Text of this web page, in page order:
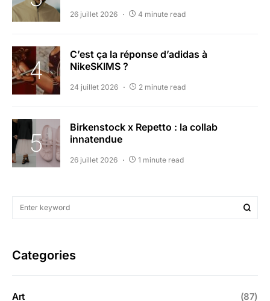
26 juillet 2026 4 minute read
C’est ça la réponse d’adidas à
NikeSKIMS ?
24 juillet 2026 2 minute read
Birkenstock x Repetto : la collab
innatendue
26 juillet 2026 1 minute read
Categories
Art (87)